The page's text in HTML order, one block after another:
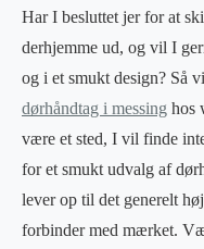
Har I besluttet jer for at
derhjemme ud, og vil I
og i et smukt design? Så
dørhåndtag i messing hos
være et sted, I vil finde
for et smukt udvalg af
lever op til det generelt
forbinder med mærket.